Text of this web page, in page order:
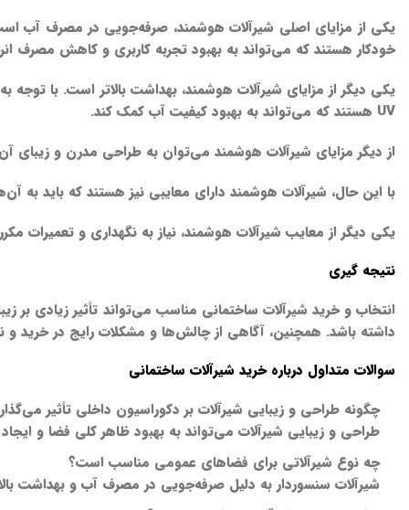
یکی از مزایای اصلی شیرآلات هوشمند، صرفه‌جویی در مصرف آب
خودکار هستند که می‌تواند به بهبود تجربه کاربری و کاهش مصرف
یکی دیگر از مزایای شیرآلات هوشمند، بهداشت بالاتر است. با
UV هستند که می‌تواند به بهبود کیفیت آب کمک کند.
از دیگر مزایای شیرآلات هوشمند می‌توان به طراحی مدرن و زیبای
با این حال، شیرآلات هوشمند دارای معایبی نیز هستند که باید
یکی دیگر از معایب شیرآلات هوشمند، نیاز به نگهداری و تعمیرات
نتیجه گیری
انتخاب و خرید شیرآلات ساختمانی مناسب می‌تواند تأثیر زیادی بر
داشته باشد. همچنین، آگاهی از چالش‌ها و مشکلات رایج در خرید
سوالات متداول درباره خرید شیرآلات ساختمانی
چگونه طراحی و زیبایی شیرآلات بر دکوراسیون داخلی تأثیر
طراحی و زیبایی شیرآلات می‌تواند به بهبود ظاهر کلی فضا و
چه نوع شیرآلاتی برای فضاهای عمومی مناسب است؟
شیرآلات سنسوردار به دلیل صرفه‌جویی در مصرف آب و بهداشت